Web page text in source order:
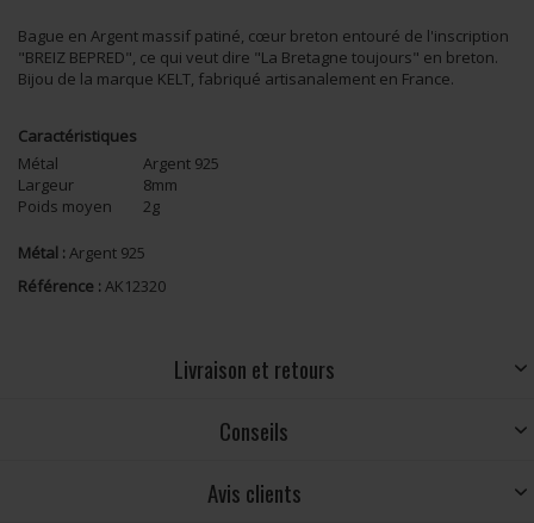
Bague en Argent massif patiné, cœur breton entouré de l'inscription
"BREIZ BEPRED", ce qui veut dire "La Bretagne toujours" en breton.
Bijou de la marque KELT, fabriqué artisanalement en France.
Caractéristiques
Métal
Argent 925
Largeur
8mm
Poids moyen
2g
Métal : Argent 925
Référence : AK12320
Livraison et retours
Conseils
Avis clients